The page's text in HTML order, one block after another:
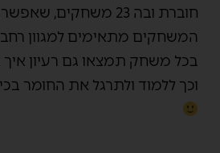
חוברת ובה 23 משחקים, שאפשר לשלוף לשחק בכל עת.
המשחקים מתאימים למגוון רחב
בכל משחק תמצאו גם רעיון
וכך ללמוד ולתרגל את החומר